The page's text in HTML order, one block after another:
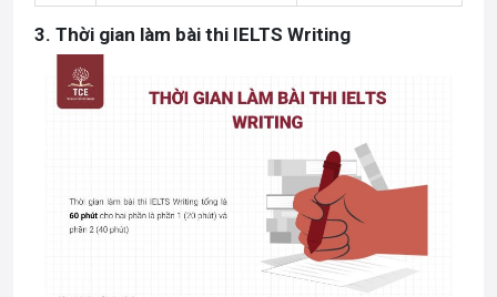
3. Thời gian làm bài thi IELTS Writing